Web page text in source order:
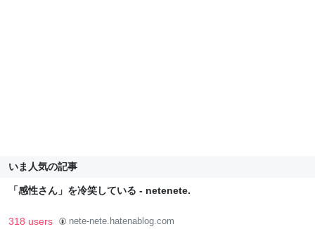
いま人気の記事
「感性さん」を冷笑している - netenete.
318 users nete-nete.hatenablog.com